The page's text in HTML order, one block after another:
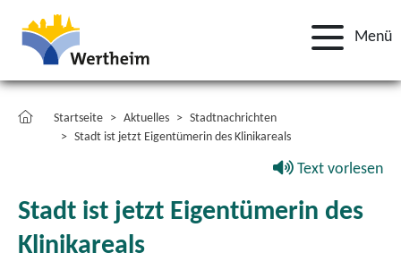
Menü
Startseite Aktuelles
Stadtnachrichten
Stadt ist jetzt Eigentümerin des Klinikareals
Text vorlesen
Stadt ist jetzt Eigentümerin des
Klinikareals